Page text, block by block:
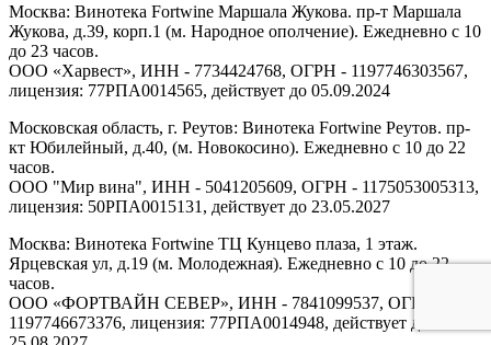
Москва: Винотека Fortwine Маршала Жукова. пр-т Маршала
Жукова, д.39, корп.1 (м. Народное ополчение). Ежедневно с 10
до 23 часов.
ООО «Харвест», ИНН - 7734424768, ОГРН - 1197746303567,
лицензия: 77РПА0014565, действует до 05.09.2024
Московская область, г. Реутов: Винотека Fortwine Реутов. пр-
кт Юбилейный, д.40, (м. Новокосино). Ежедневно с 10 до 22
часов.
ООО "Мир вина", ИНН - 5041205609, ОГРН - 1175053005313,
лицензия: 50РПА0015131, действует до 23.05.2027
Москва: Винотека Fortwine ТЦ Кунцево плаза, 1 этаж.
Ярцевская ул, д.19 (м. Молодежная). Ежедневно с 10 до 22
часов.
ООО «ФОРТВАЙН СЕВЕР», ИНН - 7841099537, ОГРН -
1197746673376, лицензия: 77РПА0014948, действует до